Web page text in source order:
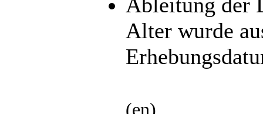
Ableitung der
Alter wurde
(en)